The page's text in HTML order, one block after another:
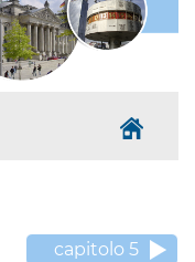
capitolo 5